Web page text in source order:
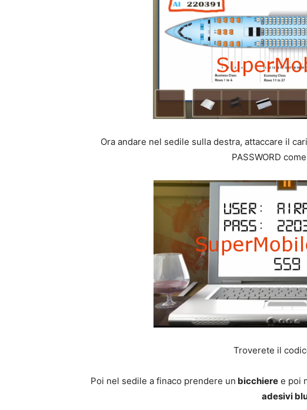
Ora andare nel sedile sulla destra, attaccare il
PASSWORD
Troverete il
Poi nel sedile a finaco prendere un bicchieree poi
adesivi